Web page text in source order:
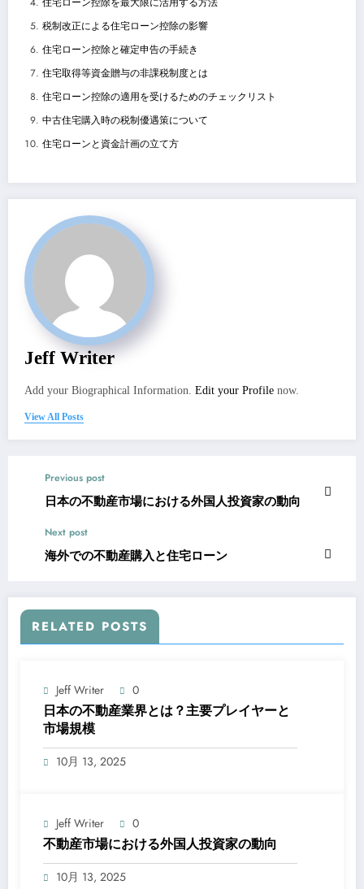
税制改正による住宅ローン控除の影響
住宅ローン控除と確定申告の手続き
住宅取得等資金贈与の非課税制度とは
住宅ローン控除の適用を受けるためのチェックリスト
中古住宅購入時の税制優遇策について
住宅ローンと資金計画の立て方
Jeff Writer
Add your Biographical Information. Edit your Profile now.
View All Posts
Previous post
日本の不動産市場における外国人投資家の動向
Next post
海外での不動産購入と住宅ローン
RELATED POSTS
Jeff Writer 0
日本の不動産業界とは？主要プレイヤーと
市場規模
10月 13, 2025
Jeff Writer 0
不動産市場における外国人投資家の動向
10月 13, 2025